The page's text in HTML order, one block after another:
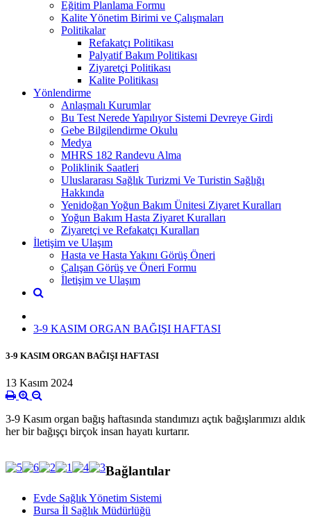
Eğitim Planlama Formu
Kalite Yönetim Birimi ve Çalışmaları
Politikalar
Refakatçı Politikası
Palyatif Bakım Politikası
Ziyaretçi Politikası
Kalite Politikası
Yönlendirme
Anlaşmalı Kurumlar
Bu Test Nerede Yapılıyor Sistemi Devreye Girdi
Gebe Bilgilendirme Okulu
Medya
MHRS 182 Randevu Alma
Poliklinik Saatleri
Uluslararası Sağlık Turizmi Ve Turistin Sağlığı
Hakkında
Yenidoğan Yoğun Bakım Ünitesi Ziyaret Kuralları
Yoğun Bakım Hasta Ziyaret Kuralları
Ziyaretçi ve Refakatçı Kuralları
İletişim ve Ulaşım
Hasta ve Hasta Yakını Görüş Öneri
Çalışan Görüş ve Öneri Formu
İletişim ve Ulaşım
3-9 KASIM ORGAN BAĞIŞI HAFTASI
3-9 KASIM ORGAN BAĞIŞI HAFTASI
13 Kasım 2024
3-9 Kasım organ bağış haftasında standımızı açtık bağışlarımızı aldık
her bir bağışçı birçok insan hayatı kurtarır.
Bağlantılar
Evde Sağlık Yönetim Sistemi
Bursa İl Sağlık Müdürlüğü